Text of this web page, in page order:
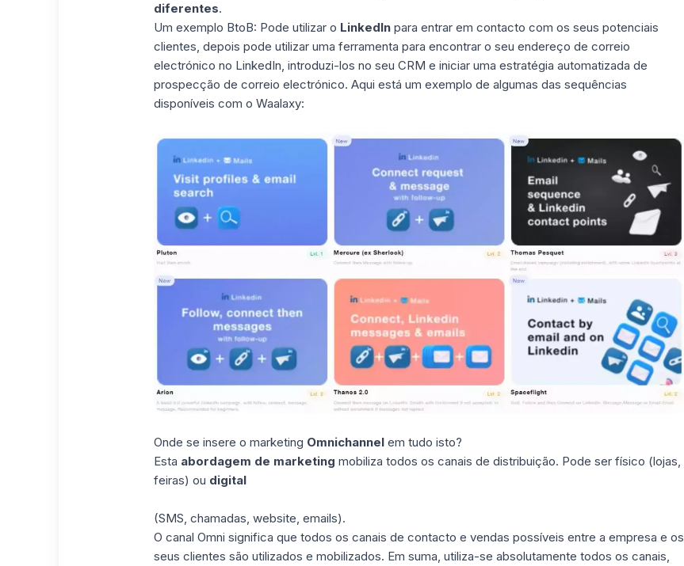
diferentes.
Um exemplo BtoB: Pode utilizar o LinkedInpara entrar em contacto com os seus potenciais
clientes, depois pode utilizar uma ferramenta para encontrar o seu endereço de correio
electrónico no LinkedIn, introduzi-los no seu CRM e iniciar uma estratégia automatizada de
prospecção de correio electrónico. Aqui está um exemplo de algumas das sequências
disponíveis com o Waalaxy:
Onde se insere o marketing Omnichannelem tudo isto?
Esta abordagem de marketing mobiliza todos os canais de distribuição. Pode ser físico (lojas,
feiras) ou digital
(SMS, chamadas, website, emails).
O canal Omni significa que todos os canais de contacto e vendas possíveis entre a empresa e os
seus clientes são utilizados e mobilizados. Em suma, utiliza-se absolutamente todos os canais,